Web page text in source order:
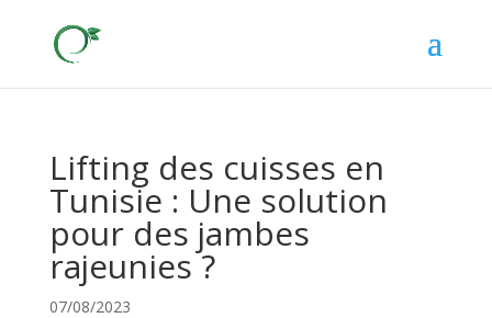
Lifting des cuisses en
Tunisie : Une solution
pour des jambes
rajeunies ?
07/08/2023